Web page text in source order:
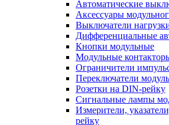
Автоматические
Аксессуары
Выключатели
Дифференциальные
Кнопки модульные
Модульные
Ограничители
Переключатели
Розетки на DIN-рейку
Сигнальные лампы
Измерители,
рейку